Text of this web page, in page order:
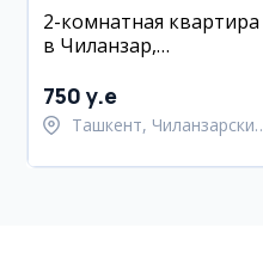
2-комнатная квартира
в Чиланзар,
мебелью и техникой
750 y.e
Ташкент, Чиланзарский